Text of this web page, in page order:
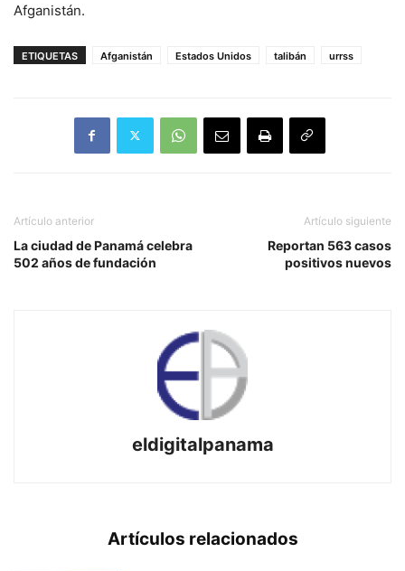
Afganistán.
ETIQUETAS Afganistán Estados Unidos talibán urrss
Artículo anterior
La ciudad de Panamá celebra
502 años de fundación
Artículo siguiente
Reportan 563 casos
positivos nuevos
eldigitalpanama
Artículos relacionados